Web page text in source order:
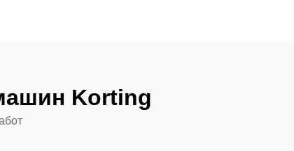
Korting